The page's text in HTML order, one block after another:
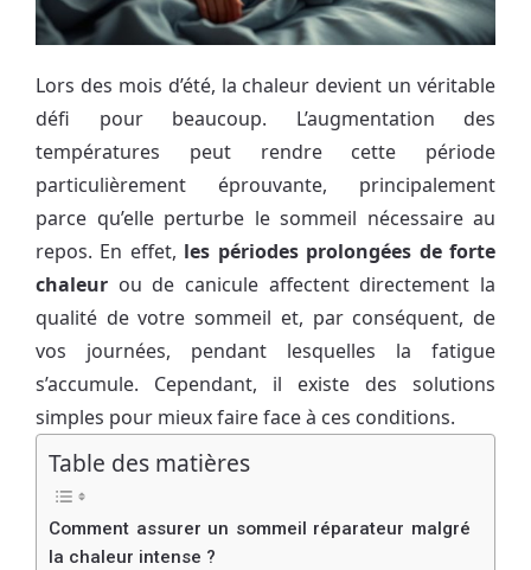
Lors des mois d’été, la chaleur devient un véritable
défi pour beaucoup. L’augmentation des
températures peut rendre cette période
particulièrement éprouvante, principalement
parce qu’elle perturbe le sommeil nécessaire au
repos. En effet, les périodes prolongées de forte
chaleur ou de canicule affectent directement la
qualité de votre sommeil et, par conséquent, de
vos journées, pendant lesquelles la fatigue
s’accumule. Cependant, il existe des solutions
simples pour mieux faire face à ces conditions.
Table des matières
Comment assurer un sommeil réparateur malgré
la chaleur intense ?